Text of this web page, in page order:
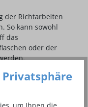
der Richtarbeiten
So kann sowohl
das
oder der